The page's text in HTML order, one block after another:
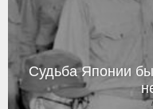
Судьба Японии